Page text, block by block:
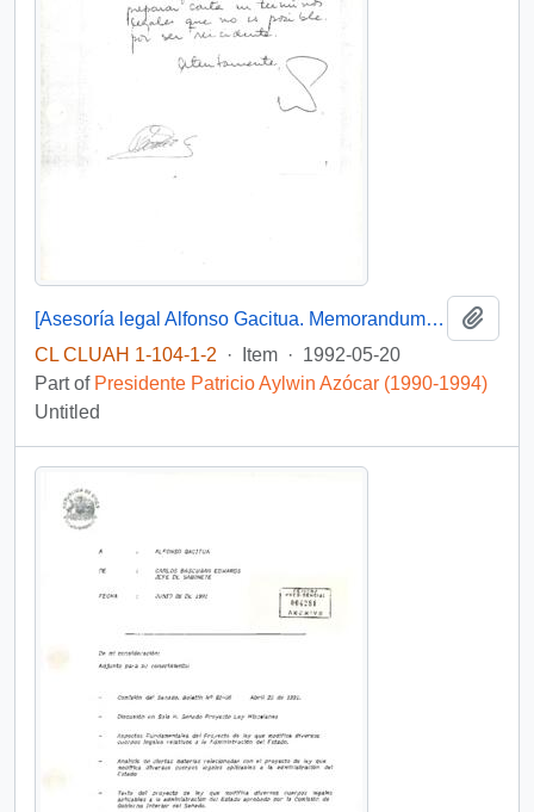
[Asesoría legal Alfonso Gacitua. Memorandum de Carlos Bascuñán, Jefe de Gabinete]
CL CLUAH 1-104-1-2
· Item · 1992-05-20
Part of Presidente Patricio Aylwin Azócar (1990-1994)
Untitled